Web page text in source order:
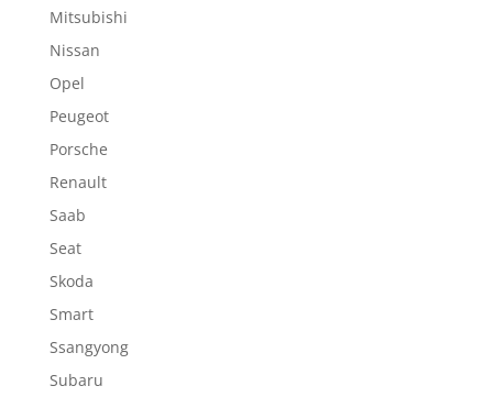
Mitsubishi
Nissan
Opel
Peugeot
Porsche
Renault
Saab
Seat
Skoda
Smart
Ssangyong
Subaru